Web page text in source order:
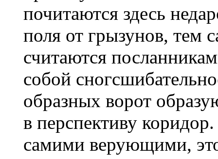
почитаются здесь
поля от грызунов, тем
считаются
собой
образных ворот
в перспективу
самими верующими,